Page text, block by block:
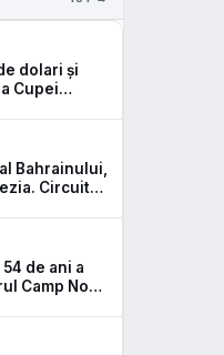
dolari și
Cupei
și UEFA
Bahrainului,
Circuitul
de ani a
Camp Nou.